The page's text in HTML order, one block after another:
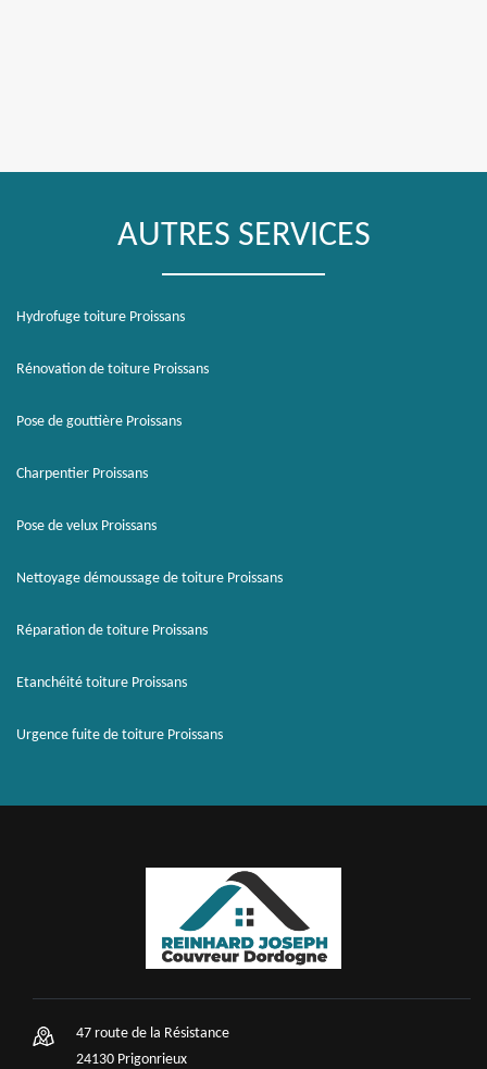
AUTRES SERVICES
Hydrofuge toiture Proissans
Rénovation de toiture Proissans
Pose de gouttière Proissans
Charpentier Proissans
Pose de velux Proissans
Nettoyage démoussage de toiture Proissans
Réparation de toiture Proissans
Etanchéité toiture Proissans
Urgence fuite de toiture Proissans
47 route de la Résistance
24130 Prigonrieux